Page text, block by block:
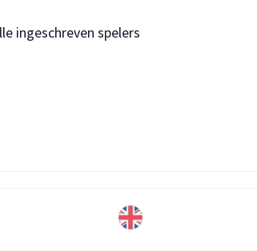
ingeschreven spelers